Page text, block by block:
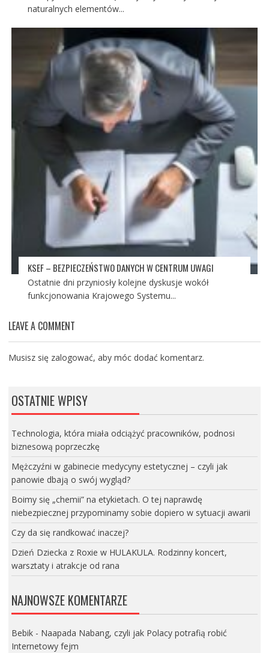
naturalnych elementów...
KSEF – BEZPIECZEŃSTWO DANYCH W CENTRUM UWAGI
Ostatnie dni przyniosły kolejne dyskusje wokół
funkcjonowania Krajowego Systemu...
LEAVE A COMMENT
Musisz się zalogować, aby móc dodać komentarz.
OSTATNIE WPISY
Technologia, która miała odciążyć pracowników, podnosi
biznesową poprzeczkę
Mężczyźni w gabinecie medycyny estetycznej – czyli jak
panowie dbają o swój wygląd?
Boimy się „chemii” na etykietach. O tej naprawdę
niebezpiecznej przypominamy sobie dopiero w sytuacji awarii
Czy da się randkować inaczej?
Dzień Dziecka z Roxie w HULAKULA. Rodzinny koncert,
warsztaty i atrakcje od rana
NAJNOWSZE KOMENTARZE
Bebik- Naapada Nabang, czyli jak Polacy potrafią robić
Internetowy fejm